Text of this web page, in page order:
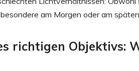
am Morgen oder am
richtigen Objektivs: